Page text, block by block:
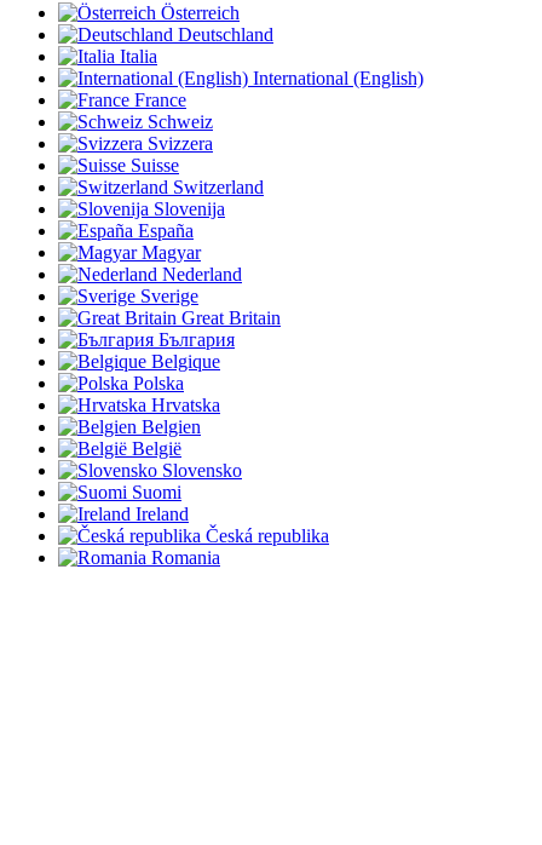
Österreich
Deutschland
Italia
International (English)
France
Schweiz
Svizzera
Suisse
Switzerland
Slovenija
España
Magyar
Nederland
Sverige
Great Britain
България
Belgique
Polska
Hrvatska
Belgien
België
Slovensko
Suomi
Ireland
Česká republika
Romania